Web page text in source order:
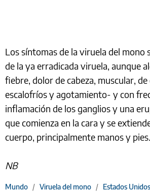
Los síntomas de la viruela del mono
de la ya erradicada viruela, aunque
fiebre, dolor de cabeza, muscular, de
escalofríos y agotamiento- y con
inflamación de los ganglios y una
que comienza en la cara y se
cuerpo, principalmente manos y pies.
NB
Mundo / Viruela del mono / Estados Unidos